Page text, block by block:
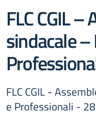
FLC CGIL
sindacale
FLC CGIL -
e Professionali -